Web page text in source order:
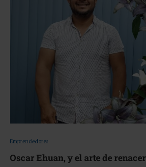
Emprendedores
Oscar Ehuan, y el arte de renacer